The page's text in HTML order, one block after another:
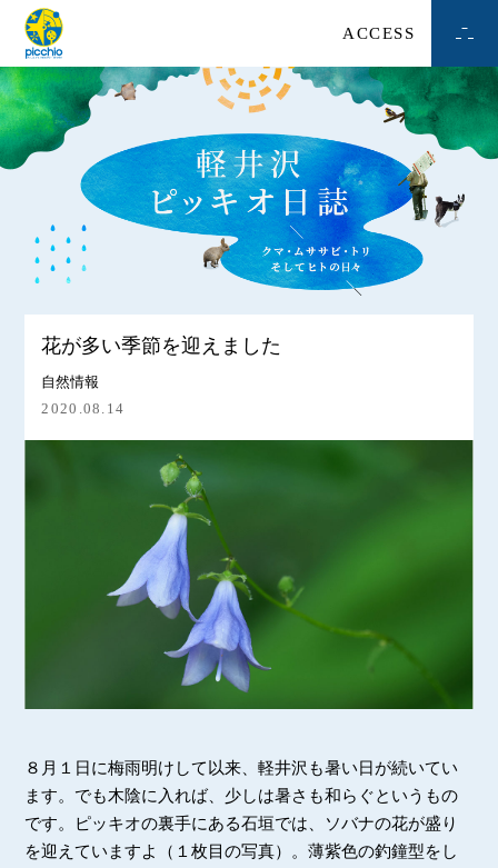
ACCESS
花が多い季節を迎えました
自然情報
2020.08.14
８月１日に梅雨明けして以来、軽井沢も暑い日が続いてい
ます。でも木陰に入れば、少しは暑さも和らぐというもの
です。ピッキオの裏手にある石垣では、ソバナの花が盛り
を迎えていますよ（１枚目の写真）。薄紫色の釣鐘型をし